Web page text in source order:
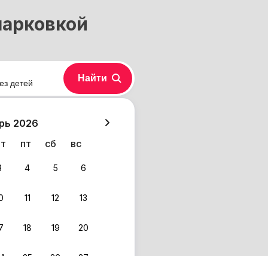
2026
пт сб вс
4 5 6
11 12 13
18 19 20
детей Найти